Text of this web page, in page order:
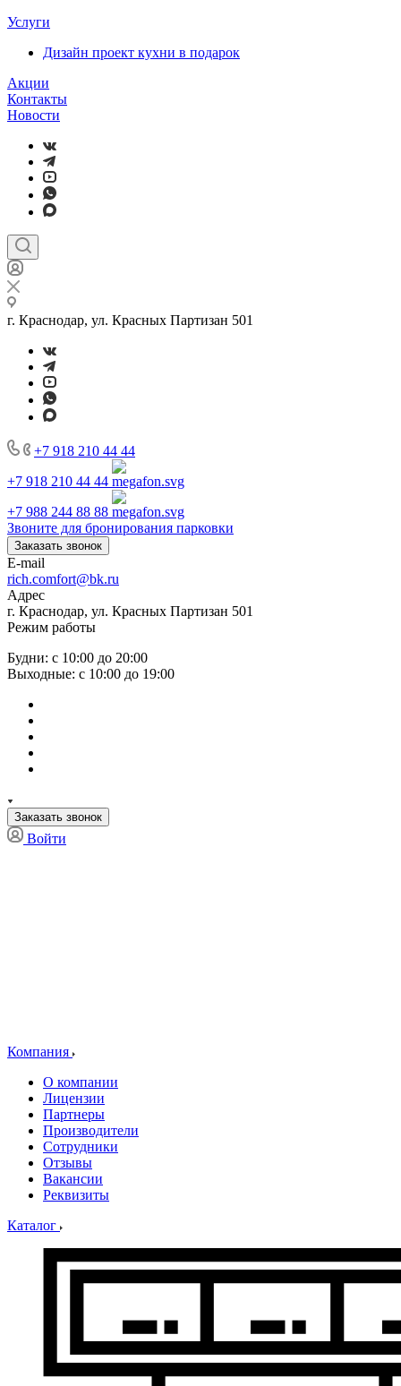
Услуги
Дизайн проект кухни в подарок
Акции
Контакты
Новости
г. Краснодар, ул. Красных Партизан 501
+7 918 210 44 44
+7 918 210 44 44
+7 988 244 88 88
Звоните для бронирования парковки
Заказать звонок
E-mail
rich.comfort@bk.ru
Адрес
г. Краснодар, ул. Красных Партизан 501
Режим работы
Будни: с 10:00 до 20:00
Выходные: с 10:00 до 19:00
Заказать звонок
Войти
Компания
О компании
Лицензии
Партнеры
Производители
Сотрудники
Отзывы
Вакансии
Реквизиты
Каталог